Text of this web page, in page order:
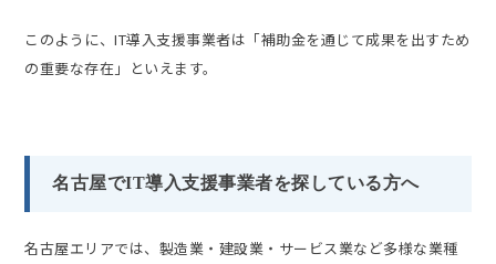
このように、IT導入支援事業者は「補助金を通じて成果を出すため
の重要な存在」といえます。
名古屋でIT導入支援事業者を探している方へ
名古屋エリアでは、製造業・建設業・サービス業など多様な業種